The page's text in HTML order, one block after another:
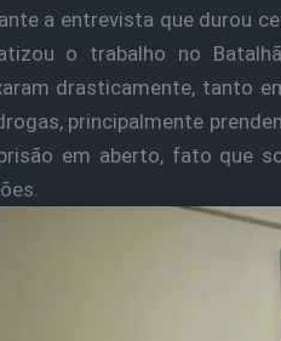
a entrevista que durou
o trabalho no
drasticamente, tanto
principalmente
em aberto, fato que